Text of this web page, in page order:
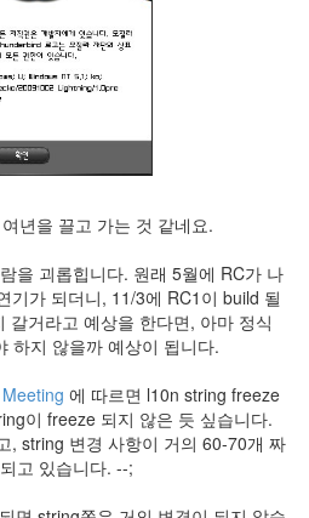
년을 끌고 가는 것 같네요.
을 괴롭힙니다. 원래 5월에 RC가 나
기가 되더니, 11/3에 RC1이 build 될
거라고 예상을 한다면, 아마 정식
하지 않을까 예상이 됩니다.
에 따르면 l10n string freeze
이 freeze 되지 않은 듯 싶습니다.
, string 변경 사항이 거의 60-70개 짜
고 있습니다. --;